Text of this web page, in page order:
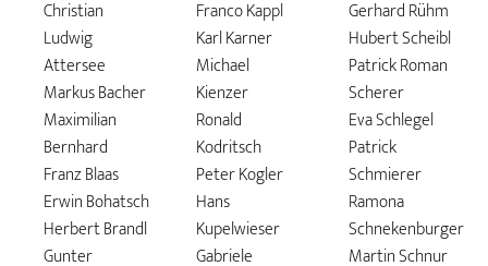
Christian
Ludwig
Attersee
Markus Bacher
Maximilian
Bernhard
Franz Blaas
Erwin Bohatsch
Herbert Brandl
Gunter
Franco Kappl
Karl Karner
Michael
Kienzer
Ronald
Kodritsch
Peter Kogler
Hans
Kupelwieser
Gabriele
Gerhard Rühm
Hubert Scheibl
Patrick Roman
Scherer
Eva Schlegel
Patrick
Schmierer
Ramona
Schnekenburger
Martin Schnur